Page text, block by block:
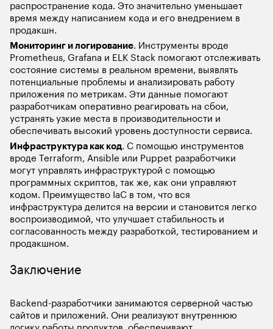
распространение кода. Это значительно уменьшает
время между написанием кода и его внедрением в
продакшн.
Мониторинг и логирование . Инструменты вроде
Prometheus, Grafana и ELK Stack помогают отслеживать
состояние системы в реальном времени, выявлять
потенциальные проблемы и анализировать работу
приложения по метрикам. Эти данные помогают
разработчикам оперативно реагировать на сбои,
устранять узкие места в производительности и
обеспечивать высокий уровень доступности сервиса.
Инфраструктура как код . С помощью инструментов
вроде Terraform, Ansible или Puppet разработчики
могут управлять инфраструктурой с помощью
программных скриптов, так же, как они управляют
кодом. Преимущество IaC в том, что вся
инфраструктура делится на версии и становится легко
воспроизводимой, что улучшает стабильность и
согласованность между разработкой, тестированием и
продакшном.
Заключение
Backend-разработчики занимаются серверной частью
сайтов и приложений. Они реализуют внутреннюю
логику работы продуктов, обеспечивают